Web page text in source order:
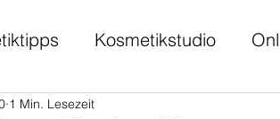
Kosmetikstudio
1 Min. Lesezeit